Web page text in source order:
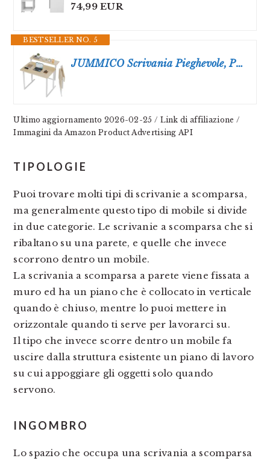
74,99 EUR
BESTSELLER NO. 5
JUMMICO Scrivania Pieghevole, Piccola Scrivania Con Supporto Per Monitor, Tavolo Pieghevole A 2 Livelli Per Casa, Ufficio, Scuola, Scrivania Per Computer Per Spazi Ridotti, Rovere
Ultimo aggiornamento 2026-02-25 / Link di affiliazione /
Immagini da Amazon Product Advertising API
TIPOLOGIE
Puoi trovare molti tipi di scrivanie a scomparsa,
ma generalmente questo tipo di mobile si divide
in due categorie. Le scrivanie a scomparsa che si
ribaltano su una parete, e quelle che invece
scorrono dentro un mobile.
La scrivania a scomparsa a parete viene fissata a
muro ed ha un piano che è collocato in verticale
quando è chiuso, mentre lo puoi mettere in
orizzontale quando ti serve per lavorarci su.
Il tipo che invece scorre dentro un mobile fa
uscire dalla struttura esistente un piano di lavoro
su cui appoggiare gli oggetti solo quando
servono.
INGOMBRO
Lo spazio che occupa una scrivania a scomparsa